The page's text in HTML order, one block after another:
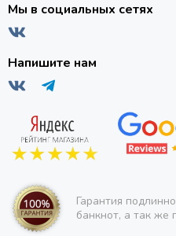
Мы в социальных сетях
Напишите нам
Гарантия
банкнот, а так же